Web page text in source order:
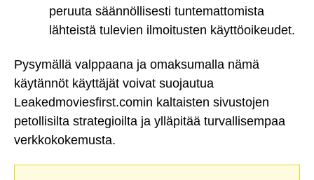
peruuta säännöllisesti tuntemattomista
lähteistä tulevien ilmoitusten käyttöoikeudet.
Pysymällä valppaana ja omaksumalla nämä
käytännöt käyttäjät voivat suojautua
Leakedmoviesfirst.comin kaltaisten sivustojen
petollisilta strategioilta ja ylläpitää turvallisempaa
verkkokokemusta.